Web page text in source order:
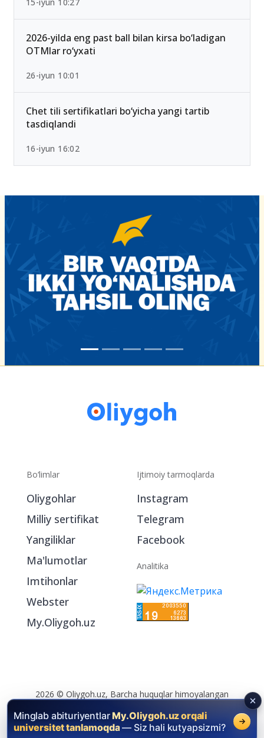
2026-yilda eng past ball bilan kirsa bo‘ladigan
OTMlar ro‘yxati
26-iyun 10:01
Chet tili sertifikatlari bo‘yicha yangi tartib
tasdiqlandi
16-iyun 16:02
Bo‘limlar
Oliygohlar
Milliy sertifikat
Yangiliklar
Ma'lumotlar
Imtihonlar
Webster
My.Oliygoh.uz
Ijtimoiy tarmoqlarda
Instagram
Telegram
Facebook
Analitika
2026 © Oliygoh.uz, Barcha huquqlar himoyalangan
Reklama/Foydalanish shartlari
Minglab abituriyentlarMy.Oliygoh.uz orqali
universitet tanlamoqda — Siz hali kutyapsizmi?